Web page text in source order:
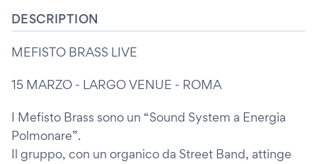
DESCRIPTION
MEFISTO BRASS LIVE
15 MARZO - LARGO VENUE - ROMA
I Mefisto Brass sono un “Sound System a Energia
Polmonare”.
Il gruppo, con un organico da Street Band, attinge